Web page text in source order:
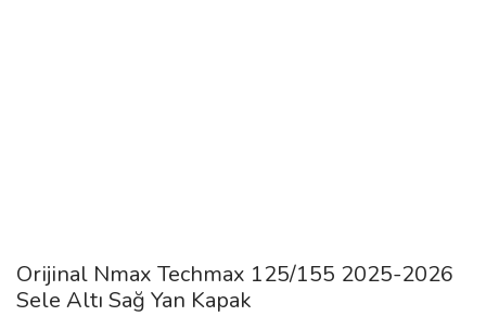
Orijinal Nmax Techmax 125/155 2025-2026
Sele Altı Sağ Yan Kapak